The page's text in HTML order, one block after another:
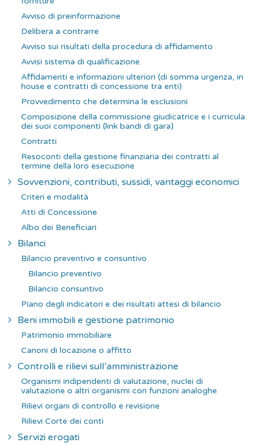
Avviso di preinformazione
Delibera a contrarre
Avviso sui risultati della procedura di affidamento
Avvisi sistema di qualificazione
Affidamenti e informazioni ulteriori (di somma urgenza, in
house e contratti di concessione tra enti)
Provvedimento che determina le esclusioni
Composizione della commissione giudicatrice e i curricula
dei suoi componenti (link bandi di gara)
Contratti
Resoconti della gestione finanziaria dei contratti al
termine della loro esecuzione
Sovvenzioni, contributi, sussidi, vantaggi economici
Criteri e modalità
Atti di Concessione
Albo dei Beneficiari
Bilanci
Bilancio preventivo e consuntivo
Bilancio preventivo
Bilancio consuntivo
Piano degli indicatori e dei risultati attesi di bilancio
Beni immobili e gestione patrimonio
Patrimonio immobiliare
Canoni di locazione o affitto
Controlli e rilievi sull’amministrazione
Organismi indipendenti di valutazione, nuclei di
valutazione o altri organismi con funzioni analoghe
Rilievi organi di controllo e revisione
Rilievi Corte dei conti
Servizi erogati